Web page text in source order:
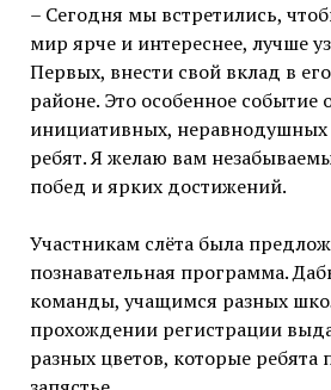
– Сегодня мы встретились,
мир ярче и интереснее, лучше
Первых, внести свой вклад в
районе. Это особенное
инициативных, неравнодушных
ребят. Я желаю вам
побед и ярких достижений.
Участникам слёта была
познавательная программа.
команды, учащимся разных
прохождении регистрации
разных цветов, которые ребята